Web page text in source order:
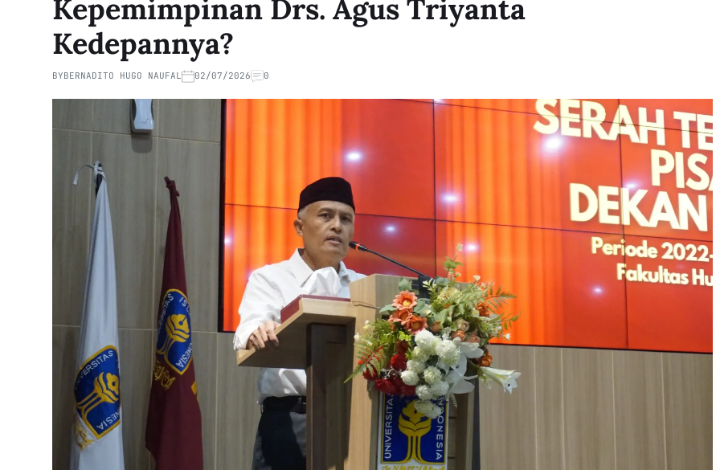
Kepemimpinan Drs. Agus Triyanta
Kedepannya?
BYBERNADITO HUGO NAUFAL 02/07/2026 0